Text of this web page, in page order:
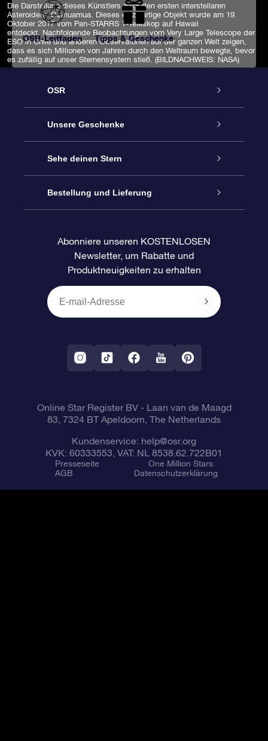
Die Darstellung dieses Künstlers zeigt den ersten interstellaren
Asteroiden: `Oumuamua. Dieses einzigartige Objekt wurde am 19.
Oktober 2017 vom Pan-STARRS 1-Teleskop auf Hawaii
entdeckt. Nachfolgende Beobachtungen vom Very Large Telescope der
ESO in Chile und anderen Observatorien auf der ganzen Welt zeigen,
dass es sich Millionen von Jahren durch den Weltraum bewegte, bevor
es zufällig auf unser Sternensystem stieß. (BILDNACHWEIS: NASA)
OSR-Leitfaden Tipps & Geschenke
OSR
Service
Kontakt
Blog
Bewertungen
Unsere Geschenke
Sterne schenken
OSR-Geschenkpaket
OSR-Geschenkgutschein
Firmengeschenke
Sehe deinen Stern
Sternregister
Personalisierte Sternseite
One Million Stars
VR-App „Fliege mich zu den Sternen“
Bestellung und Lieferung
Zahlungsinformationen
Versandinformationen
Sternbilder
Abonniere unseren KOSTENLOSEN
Newsletter, um Rabatte und
Produktneuigkeiten zu erhalten
Online Star Register BV- Laan van de Maagd
83, 7324 BT Apeldoorn, The Netherlands
Kundenservice: help@osr.org
KVK: 60333553, VAT: NL 8538.62.722B01
Presseseite
One Million Stars
AGB
Datenschutzerklärung